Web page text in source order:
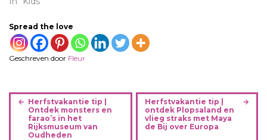
Spread the love
Geschreven door Fleur
B
Herfstvakantie tip |
Ontdek monsters en
farao’s in het
Rijksmuseum van
Oudheden
Herfstvakantie tip |
ontdek Plopsaland en
vlieg straks met Maya
de Bij over Europa